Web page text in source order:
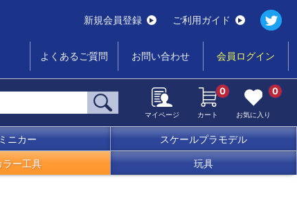
新規会員登録 ご利用ガイド
よくあるご質問 お問い合わせ 会員ログイン
マイページ カート
0
お気に入り
0
ミニカー スケールプラモデル
ラー工具 玩具